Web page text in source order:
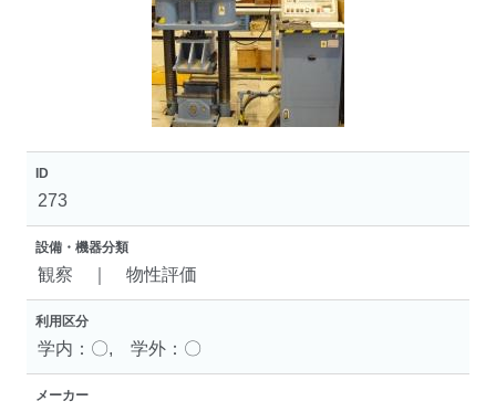
ID
273
設備・機器分類
観察 ｜ 物性評価
利用区分
学内：〇, 学外：〇
メーカー